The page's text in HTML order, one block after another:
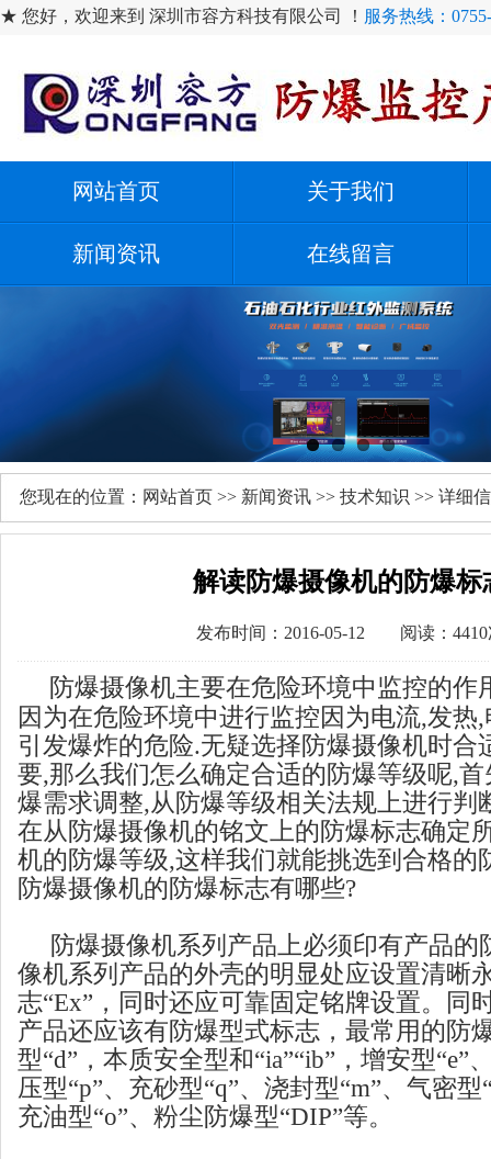
★ 您好，欢迎来到 深圳市容方科技有限公司 ！ 服务热线：
网站首页 关于我们
新闻资讯 在线留言
您现在的位置： 网站首页 >> 新闻资讯 >> 技术知识 >> 详细
解读防爆摄像机的防爆标
发布时间：2016-05-12 阅读：4410
防爆摄像机主要在危险环境中监控的作
因为在危险环境中进行监控因为电流,发热
引发爆炸的危险.无疑选择防爆摄像机时合
要,那么我们怎么确定合适的防爆等级呢,
爆需求调整,从防爆等级相关法规上进行判
在从防爆摄像机的铭文上的防爆标志确定
机的防爆等级,这样我们就能挑选到合格的
防爆摄像机的防爆标志有哪些?
防爆摄像机系列产品上必须印有产品的
像机系列产品的外壳的明显处应设置清晰
志“Ex”，同时还应可靠固定铭牌设置。同
产品还应该有防爆型式标志，最常用的防
型“d”，本质安全型和“ia”“ib”，增安型“e”
压型“p”、充砂型“q”、浇封型“m”、气密型
充油型“o”、粉尘防爆型“DIP”等。